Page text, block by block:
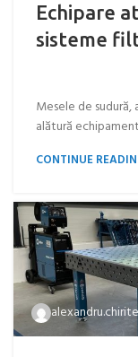
Echipare
sisteme
Mesele de
alătură
CONTINUE